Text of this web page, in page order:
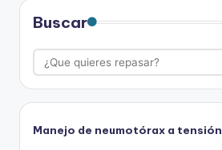
Buscar
Manejo de neumotórax a tensión